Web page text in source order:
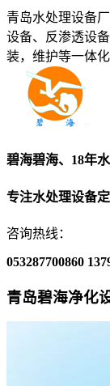
青岛水处理设备
设备、反渗透设
装，维护等一体化
碧海碧海、18年
专注水处理设备
咨询热线：
053287700860
青岛碧海净化